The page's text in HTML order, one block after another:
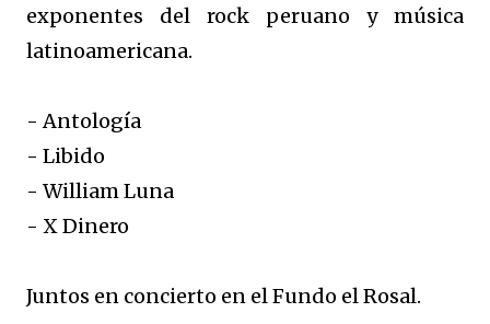
exponentes del rock peruano y música
latinoamericana.
- Antología
- Libido
- William Luna
- X Dinero
Juntos en concierto en el Fundo el Rosal.